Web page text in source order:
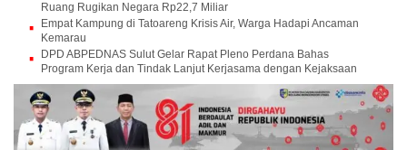
Ruang Rugikan Negara Rp22,7 Miliar
Empat Kampung di Tatoareng Krisis Air, Warga Hadapi Ancaman
Kemarau
DPD ABPEDNAS Sulut Gelar Rapat Pleno Perdana Bahas
Program Kerja dan Tindak Lanjut Kerjasama dengan Kejaksaan